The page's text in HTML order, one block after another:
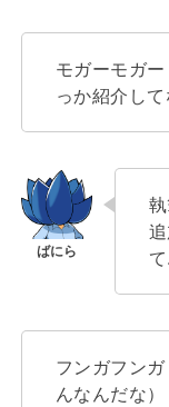
モガーモガ
っか紹介し
フンガフン
んなんだな）